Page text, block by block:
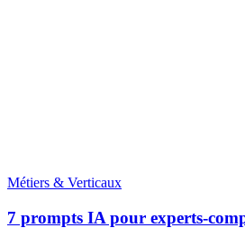
Métiers & Verticaux
7 prompts IA pour experts-